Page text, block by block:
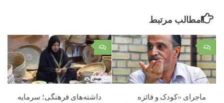
مطالب مرتبط
۰
داشته‌های فرهنگی؛ سرمایه
۰
ماجرای «کودک و فائزه